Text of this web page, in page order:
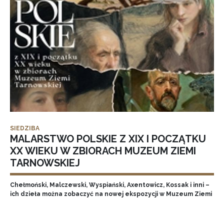
SIEDZIBA
MALARSTWO POLSKIE Z XIX I POCZĄTKU
XX WIEKU W ZBIORACH MUZEUM ZIEMI
TARNOWSKIEJ
Chełmoński, Malczewski, Wyspiański, Axentowicz, Kossak i inni –
ich dzieła można zobaczyć na nowej ekspozycji w Muzeum Ziemi